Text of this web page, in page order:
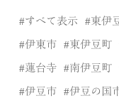
すべて表示 東伊
伊東市 東伊豆町
蓮台寺 南伊豆町
伊豆市 伊豆の国